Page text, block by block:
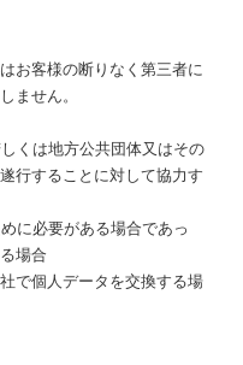
お客様の断りなく第三者に
ません。
くは地方公共団体又はその
行することに対して協力す
に必要がある場合であっ
場合
で個人データを交換する場